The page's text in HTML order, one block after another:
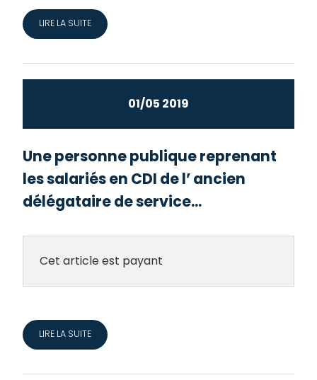
LIRE LA SUITE
01/05 2019
Une personne publique reprenant
les salariés en CDI de l’ ancien
délégataire de service...
Cet article est payant
LIRE LA SUITE